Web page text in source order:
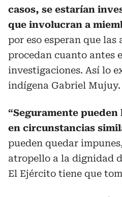
casos, se estarían
que involucran a
por eso esperan que las
procedan cuanto antes
investigaciones. Así lo
indígena Gabriel Mujuy.
“Seguramente
en circunstancias
pueden quedar
atropello a la dignidad
El Ejército tiene que